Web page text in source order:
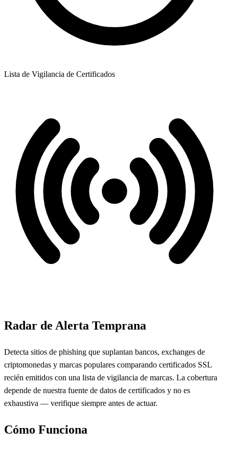
Lista de Vigilancia de Certificados
Radar de Alerta Temprana
Detecta sitios de phishing que suplantan bancos, exchanges de
criptomonedas y marcas populares comparando certificados SSL
recién emitidos con una lista de vigilancia de marcas. La cobertura
depende de nuestra fuente de datos de certificados y no es
exhaustiva — verifique siempre antes de actuar.
Cómo Funciona